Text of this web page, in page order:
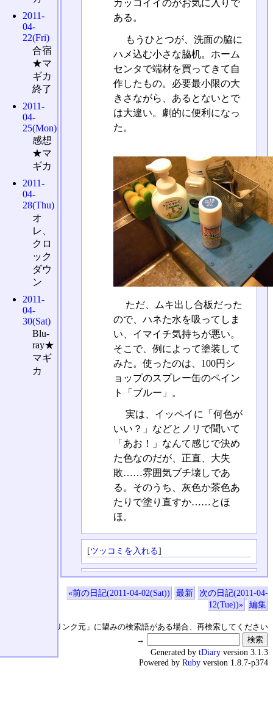
カッコイイのがお気に入りで
ある。
もうひとつが、洗面の脇に
ハメ込む小さな脇机。ホーム
センタで端材を買ってきて自
作したもの。必要最小限の大
きさながら、あるとないとで
は大違い。劇的に便利になっ
た。
ただ、ムキ出し合板だった
ので、ハネた水を吸ってしま
い、イマイチ気持ちが悪い。
そこで、例によって塗装して
みた。使ったのは、100円シ
ョップのスプレー缶のペイン
ト「ブルー」。
実は、イッペイに「何色が
いい？」などとノリで聞いて
「あお！」なんて感じで決め
た色なのだが、正直、大失
敗……雰囲気ブチ壊しであ
る。そのうち、灰色か茶色あ
たりで塗り直すか……とほ
ほ。
[ツッコミを入れる]
«前の日記(2011-04-02(Sat)) 最新
次の日記(2011-04-
12(Tue))»
編集
↑の「本日のリンク元」に望みの検索語がある場合、再検索してください
→
2011-
04-
22(Fri)
合宿
★マ
ギカ
終了
2011-
04-
25(Mon)
感想
★マ
ギカ
2011-
04-
28(Thu)
オ
レ、
クロ
ック
ダウ
ン
2011-
04-
30(Sat)
Blu-
ray★
マギ
カ
Generated by tDiary version 3.1.3
Powered by Ruby version 1.8.7-p374